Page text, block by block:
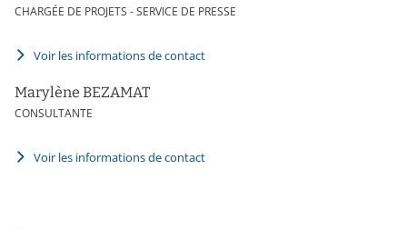
CHARGÉE DE PROJETS - SERVICE DE PRESSE
Voir les informations de contact
Marylène BEZAMAT
CONSULTANTE
Voir les informations de contact